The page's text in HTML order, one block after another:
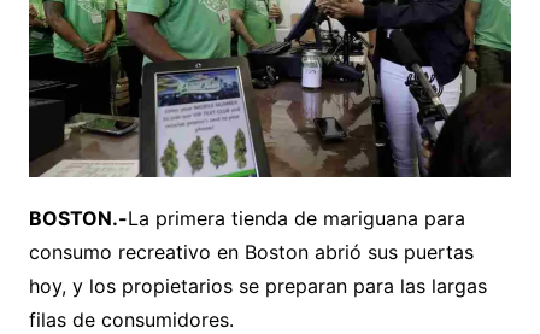
BOSTON.-La primera tienda de mariguana para
consumo recreativo en Boston abrió sus puertas
hoy, y los propietarios se preparan para las largas
filas de consumidores.